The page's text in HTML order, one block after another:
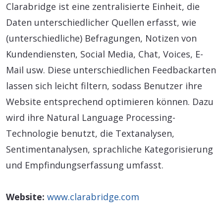
Clarabridge ist eine zentralisierte Einheit, die
Daten unterschiedlicher Quellen erfasst, wie
(unterschiedliche) Befragungen, Notizen von
Kundendiensten, Social Media, Chat, Voices, E-
Mail usw. Diese unterschiedlichen Feedbackarten
lassen sich leicht filtern, sodass Benutzer ihre
Website entsprechend optimieren können. Dazu
wird ihre Natural Language Processing-
Technologie benutzt, die Textanalysen,
Sentimentanalysen, sprachliche Kategorisierung
und Empfindungserfassung umfasst.
Website: www.clarabridge.com